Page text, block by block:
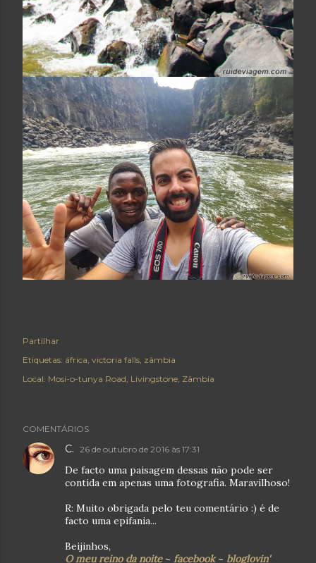
Partilhar
Etiquetas: áfrica victoria falls zâmbia
Local: Mosi-o-tunya Road, Livingstone, Zâmbia
COMENTÁRIOS
C. 26 de outubro de 2016 às 17:31
De facto uma paisagem dessas não pode ser
contida em apenas uma fotografia. Maravilhoso!
R: Muito obrigada pelo teu comentário :) é de
facto uma epifania...
Beijinhos,
O meu reino da noite~ facebook~ bloglovin'